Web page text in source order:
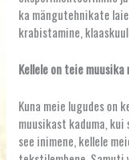
ka mängutehnikate
krabistamine,
Kellele on teie muusika
Kuna meie lugudes on
muusikast kaduma,
see inimene, kellele